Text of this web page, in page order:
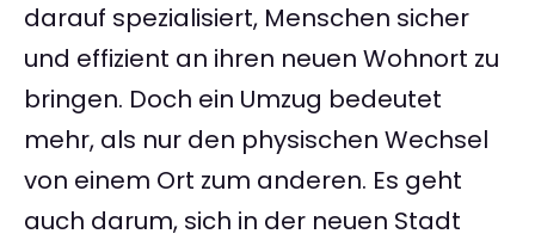
darauf spezialisiert, Menschen sicher
und effizient an ihren neuen Wohnort zu
bringen. Doch ein Umzug bedeutet
mehr, als nur den physischen Wechsel
von einem Ort zum anderen. Es geht
auch darum, sich in der neuen Stadt